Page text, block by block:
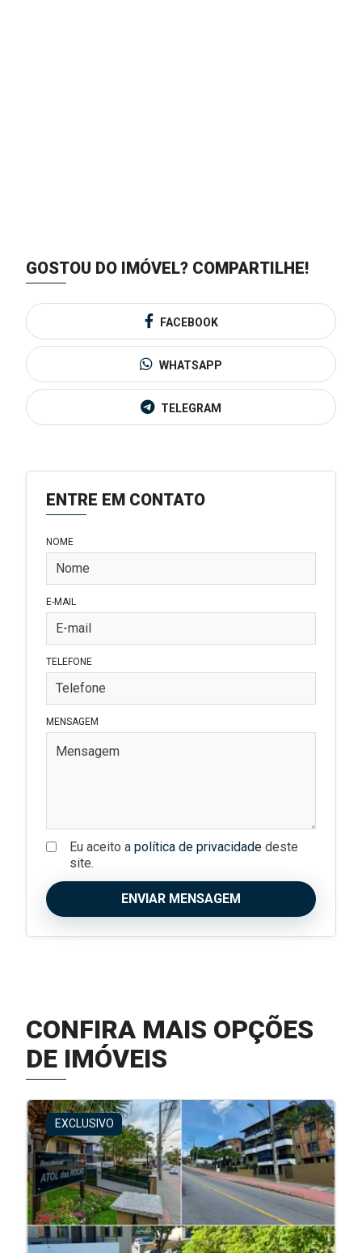
ENTRE EM CONTATO
NOME
E-MAIL
TELEFONE
MENSAGEM
Eu aceito a política de privacidade deste
site.
ENVIAR MENSAGEM
GOSTOU DO IMÓVEL? COMPARTILHE!
FACEBOOK
WHATSAPP
TELEGRAM
CONFIRA MAIS OPÇÕES
DE IMÓVEIS
EXCLUSIVO